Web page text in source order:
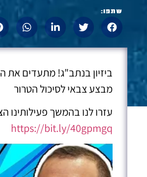
שתפו:
ביזיון בנתב"ג! מתעדים את
מבצע צבאי לסיכול הטרור
עזרו לנו בהמשך פעילותינו
https://bit.ly/40gpmgq